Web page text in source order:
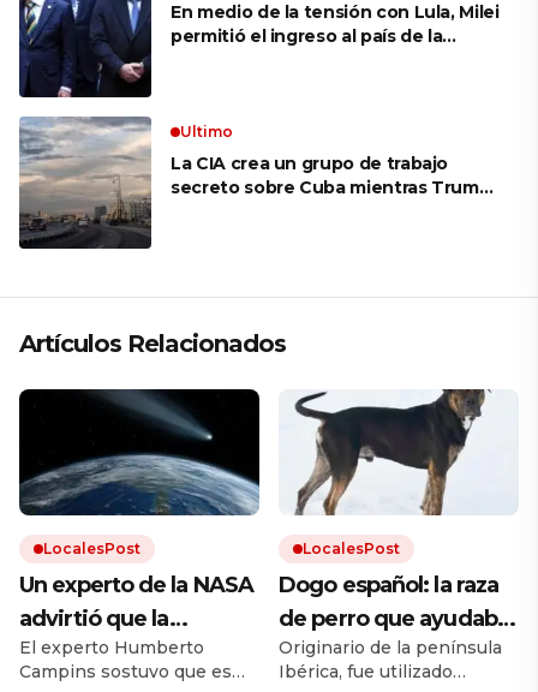
En medio de la tensión con Lula, Milei
permitió el ingreso al país de la
Ultimo
La CIA crea un grupo de trabajo
secreto sobre Cuba mientras Trump
Artículos Relacionados
LocalesPost
Un experto de la NASA
advirtió que la
humanidad debe
prepararse para el
El experto Humberto
Campins sostuvo que es
LocalesPost
Dogo español: la raza
de perro que ayudaba
en los campos y que
está en proceso de
Originario de la península
Ibérica, fue utilizado